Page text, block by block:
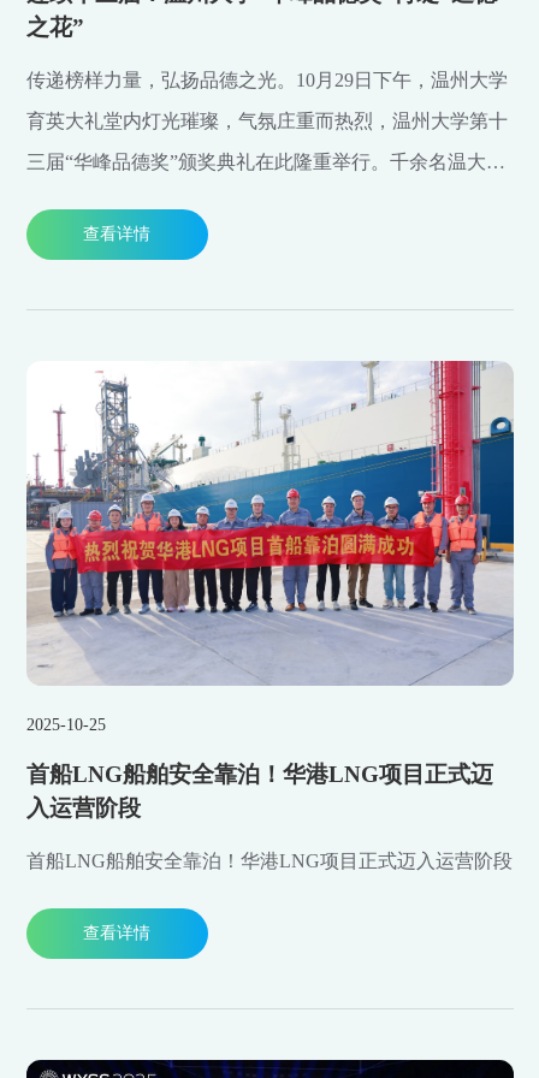
之花”
传递榜样力量，弘扬品德之光。10月29日下午，温州大学
育英大礼堂内灯光璀璨，气氛庄重而热烈，温州大学第十
三届“华峰品德奖”颁奖典礼在此隆重举行。千余名温大师
查看详情
2025-10-25
首船LNG船舶安全靠泊！华港LNG项目正式迈
入运营阶段
首船LNG船舶安全靠泊！华港LNG项目正式迈入运营阶段
查看详情